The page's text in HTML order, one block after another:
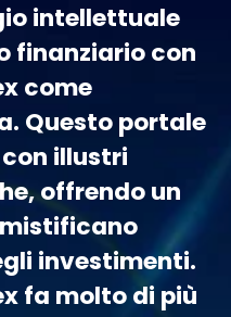
intellettuale
finanziario con
come
Questo portale
illustri
offrendo un
investimenti.
fa molto di più